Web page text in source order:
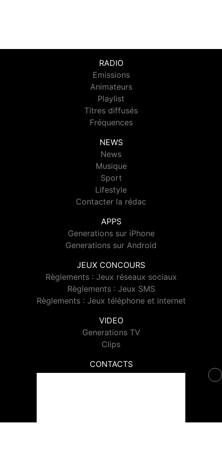
RADIO
Emissions
Animateurs
Playlist
Titres diffusés
Fréquences
NEWS
News
Musique
Sport
Lifestyle
Contacter la rédac
APPS
Generations sur iPhone
Generations sur Android
JEUX CONCOURS
Règlements : Jeux réseaux sociaux
Règlements : Jeux SMS
Règlements : Jeux téléphone et internet
VIDEO
Generations TV
Clips
CONTACTS
Contacter Generations